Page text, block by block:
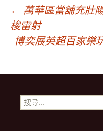
文
章
導
覽
← 萬華區當舖充壯
梭雷射
博奕展英超百家樂
搜
尋